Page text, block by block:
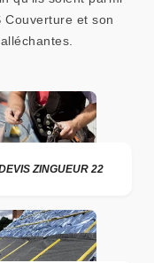
Couverture et son
ZINGUEUR 22